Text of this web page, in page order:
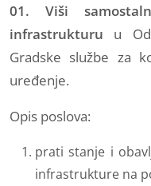
01. Viši
infrastrukturu u
Gradske službe za
uređenje.
Opis poslova:
prati stanje i
infrastrukture na